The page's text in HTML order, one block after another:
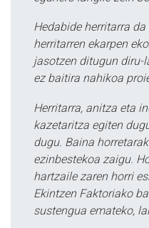
Hedabide herritarra
herritarren ekarpen
jasotzen ditugun diru-
ez baitira nahikoa
Herritarra, anitza eta
kazetaritza egiten
dugu. Baina
ezinbestekoa zaigu.
hartzaile zaren horri
Ekintzen Faktoriako
sustengua emateko,